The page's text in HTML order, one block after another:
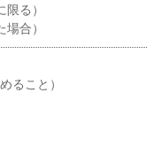
る）
合）
ること）